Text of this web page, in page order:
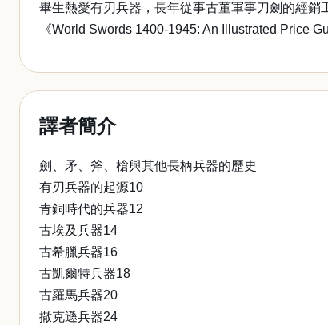
畢生熱愛有刃兵器，長年從事古董軍事刀劍的經
《World Swords 1400-1945: An Illustrated Price
譯者簡介
劍、矛、斧、槍與其他長柄兵器的歷史
有刃兵器的起源10
青銅時代的兵器12
古埃及兵器14
古希臘兵器16
古凱爾特兵器18
古羅馬兵器20
撒克遜兵器24